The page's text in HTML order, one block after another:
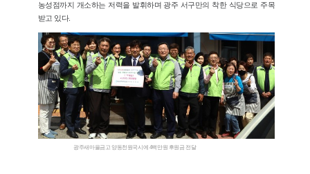
농성점까지 개소하는 저력을 발휘하며 광주 서구만의 착한 식당으로 주목
받고 있다.
광주새마을금고 양동천원국시에 4백만원 후원금 전달